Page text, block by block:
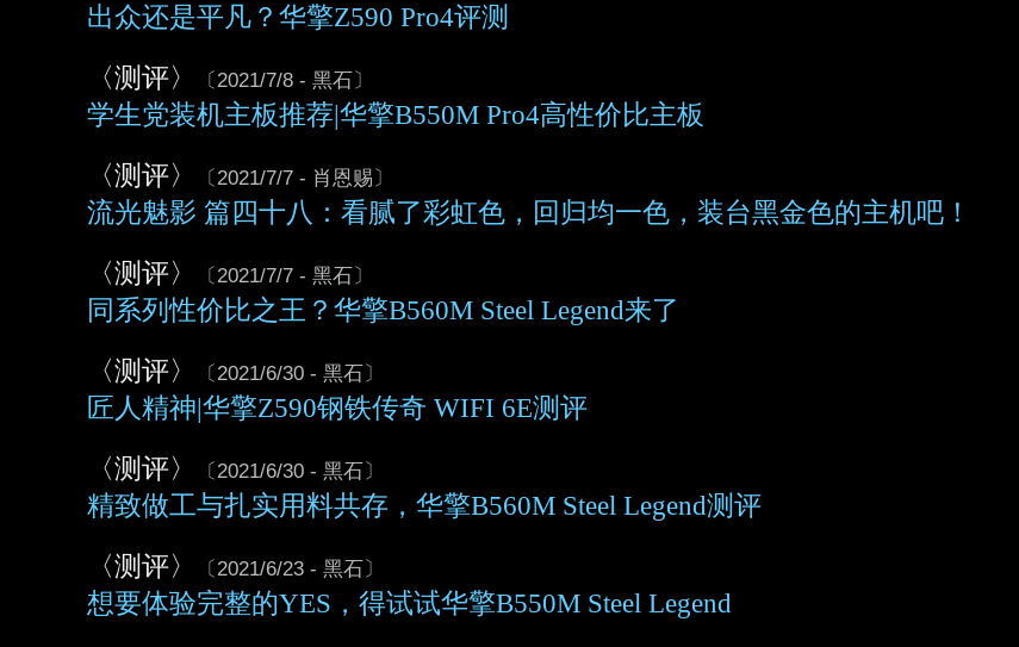
出众还是平凡？华擎Z590 Pro4评测
〈测评〉 〔2021/7/8 - 黑石〕
学生党装机主板推荐|华擎B550M Pro4高性价比主板
〈测评〉 〔2021/7/7 - 肖恩赐〕
流光魅影 篇四十八：看腻了彩虹色，回归均一色，装台黑金色的主机吧！
〈测评〉 〔2021/7/7 - 黑石〕
同系列性价比之王？华擎B560M Steel Legend来了
〈测评〉 〔2021/6/30 - 黑石〕
匠人精神|华擎Z590钢铁传奇 WIFI 6E测评
〈测评〉 〔2021/6/30 - 黑石〕
精致做工与扎实用料共存，华擎B560M Steel Legend测评
〈测评〉 〔2021/6/23 - 黑石〕
想要体验完整的YES，得试试华擎B550M Steel Legend